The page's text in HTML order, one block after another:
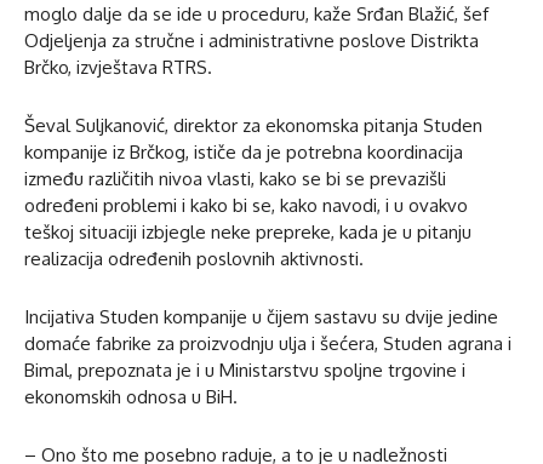
moglo dalje da se ide u proceduru, kaže Srđan Blažić, šef
Odjeljenja za stručne i administrativne poslove Distrikta
Brčko, izvještava RTRS.
Ševal Suljkanović, direktor za ekonomska pitanja Studen
kompanije iz Brčkog, ističe da je potrebna koordinacija
između različitih nivoa vlasti, kako se bi se prevazišli
određeni problemi i kako bi se, kako navodi, i u ovakvo
teškoj situaciji izbjegle neke prepreke, kada je u pitanju
realizacija određenih poslovnih aktivnosti.
Incijativa Studen kompanije u čijem sastavu su dvije jedine
domaće fabrike za proizvodnju ulja i šećera, Studen agrana i
Bimal, prepoznata je i u Ministarstvu spoljne trgovine i
ekonomskih odnosa u BiH.
– Ono što me posebno raduje, a to je u nadležnosti